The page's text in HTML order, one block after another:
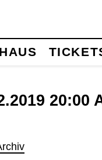
HAUS
20:00